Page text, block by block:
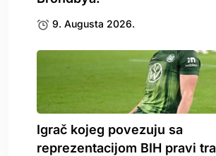
9. Augusta 2026.
Igrač kojeg povezuju sa
reprezentacijom BIH pravi